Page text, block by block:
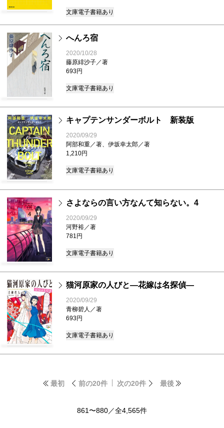
文庫電子書籍あり
へんろ宿
2020/10/28
藤原緋沙子／著
693円
文庫電子書籍あり
キャプテンサンダーボルト 新装版
2020/09/29
阿部和重／著、伊坂幸太郎／著
1,210円
文庫電子書籍あり
さよならの言い方なんて知らない。4
2020/09/29
河野裕／著
781円
文庫電子書籍あり
猫河原家の人びと―花嫁は名探偵―
2020/09/29
青柳碧人／著
693円
文庫電子書籍あり
最初 前の20件 次の20件 最後
861〜880／全4,565件